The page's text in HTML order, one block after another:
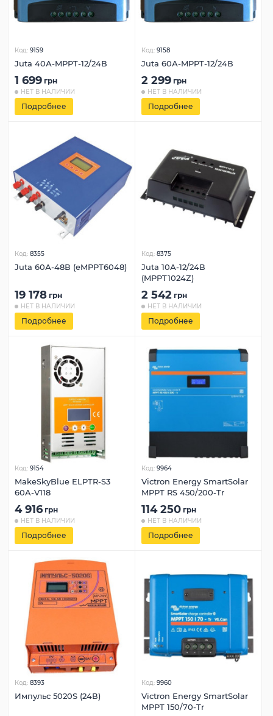
Код: 9159
Juta 40А-MPPT-12/24В
1 699 грн
НЕТ В НАЛИЧИИ
Подробнее
Код: 9158
Juta 60А-MPPT-12/24В
2 299 грн
НЕТ В НАЛИЧИИ
Подробнее
Код: 8355
Juta 60А-48В (eMPPT6048)
19 178 грн
НЕТ В НАЛИЧИИ
Подробнее
Код: 8375
Juta 10А-12/24В
(MPPT1024Z)
2 542 грн
НЕТ В НАЛИЧИИ
Подробнее
Код: 9154
MakeSkyBlue ELPTR-S3
60A-V118
4 916 грн
НЕТ В НАЛИЧИИ
Подробнее
Код: 9964
Victron Energy SmartSolar
MPPT RS 450/200-Tr
114 250 грн
НЕТ В НАЛИЧИИ
Подробнее
Код: 8393
Импульс 5020S (24В)
Код: 9960
Victron Energy SmartSolar
MPPT 150/70-Tr